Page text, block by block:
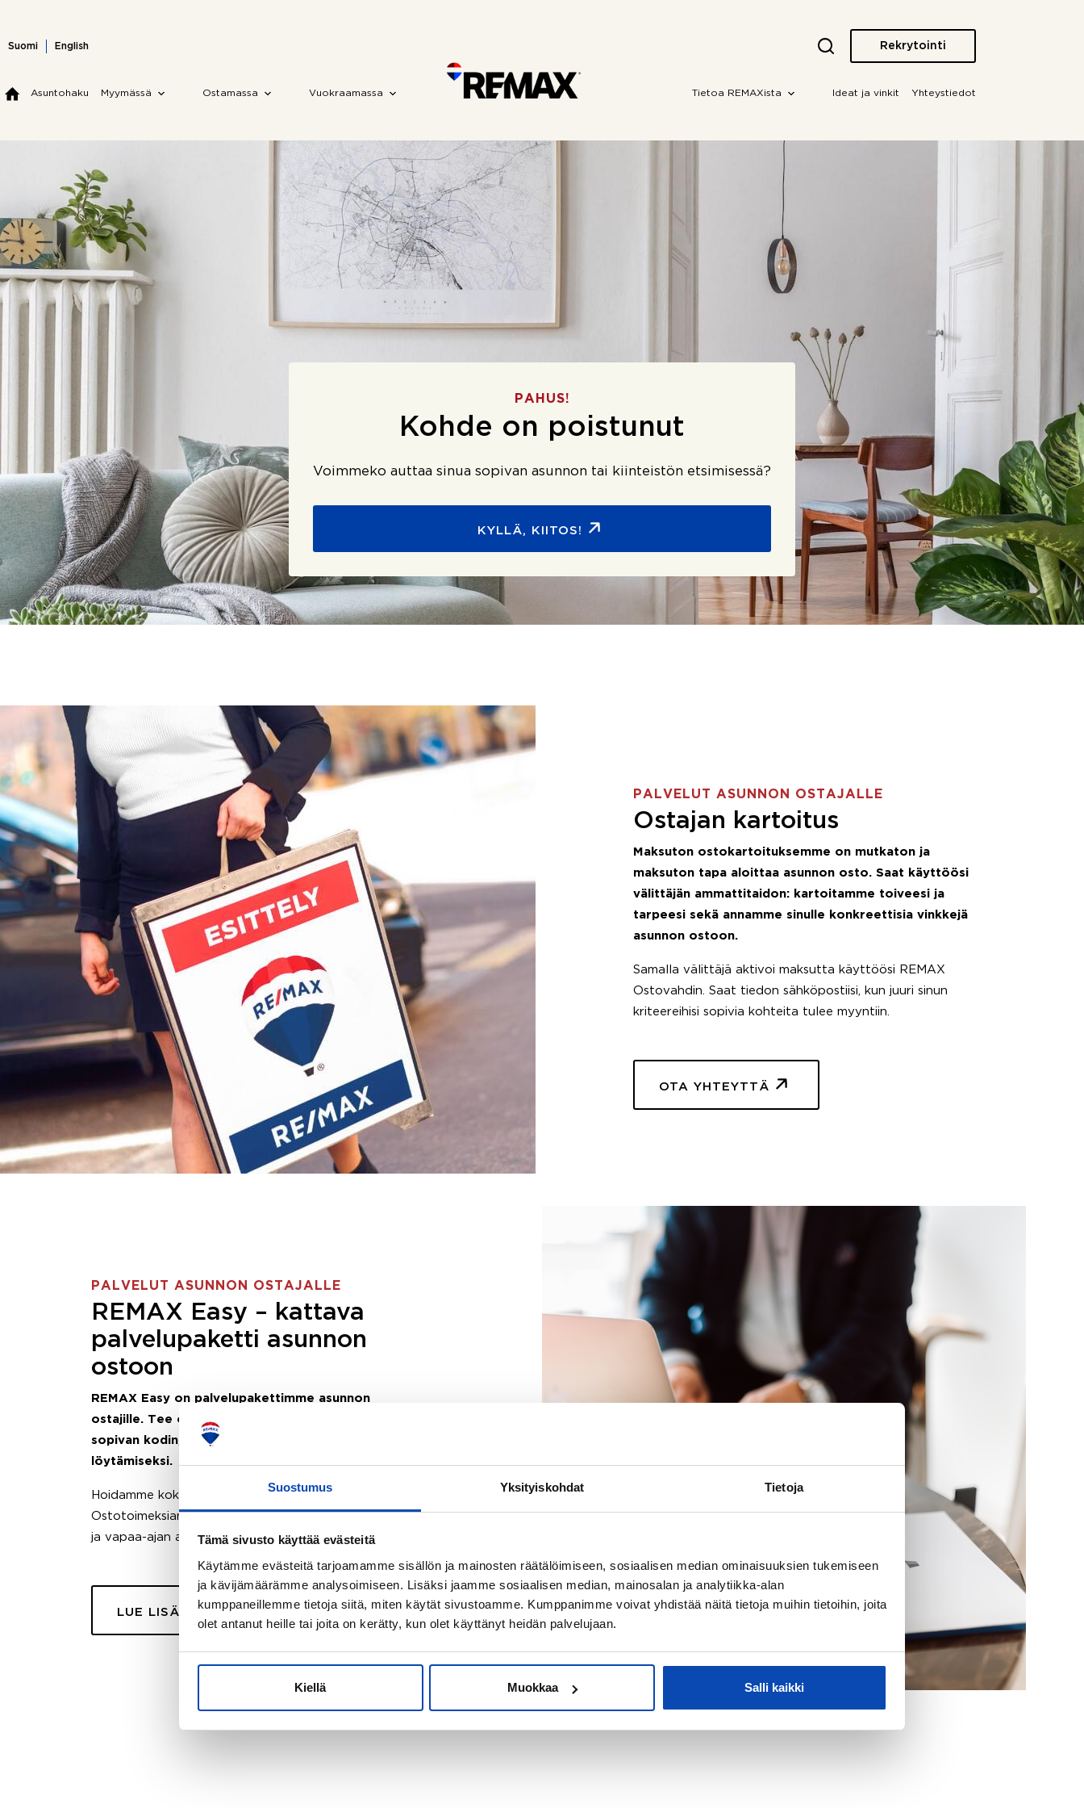
Suostumus Yksityiskohdat Tietoja
Tämä sivusto käyttää evästeitä
Käytämme evästeitä tarjoamamme sisällön ja mainosten räätälöimiseen, sosiaalisen median ominaisuuksien tukemiseen
ja kävijämäärämme analysoimiseen. Lisäksi jaamme sosiaalisen median, mainosalan ja analytiikka-alan
kumppaneillemme tietoja siitä, miten käytät sivustoamme. Kumppanimme voivat yhdistää näitä tietoja muihin tietoihin, joita
olet antanut heille tai joita on kerätty, kun olet käyttänyt heidän palvelujaan.
Kiellä Muokkaa Salli kaikki
content
Suomi English Rekrytointi
Asuntohaku Myymässä Ostamassa Vuokraamassa Tietoa REMAXista Ideat ja vinkit Yhteystiedot
PAHUS!
Kohde on poistunut
Voimmeko auttaa sinua sopivan asunnon tai kiinteistön etsimisessä?
KYLLÄ, KIITOS!
PALVELUT ASUNNON OSTAJALLE
Ostajan kartoitus
Maksuton ostokartoituksemme on mutkaton ja
maksuton tapa aloittaa asunnon osto. Saat käyttöösi
välittäjän ammattitaidon: kartoitamme toiveesi ja
tarpeesi sekä annamme sinulle konkreettisia vinkkejä
asunnon ostoon.
Samalla välittäjä aktivoi maksutta käyttöösi REMAX
Ostovahdin. Saat tiedon sähköpostiisi, kun juuri sinun
kriteereihisi sopivia kohteita tulee myyntiin.
OTA YHTEYTTÄ
PALVELUT ASUNNON OSTAJALLE
REMAX Easy – kattava
palvelupaketti asunnon
ostoon
REMAX Easy on palvelupakettimme asunnon
ostajille. Tee ostotoimeksianto ja etsimme juuri sinulle
sopivan kodin, eikä sinun tarvitse nähdä vaivaa sen
löytämiseksi.
Hoidamme koko ostoprosessin puolestasi.
Ostotoimeksiantopalvelumme sopii myös esimerkiksi sijoitus-
ja vapaa-ajan asuntojen ostoon.
LUE LISÄÄ